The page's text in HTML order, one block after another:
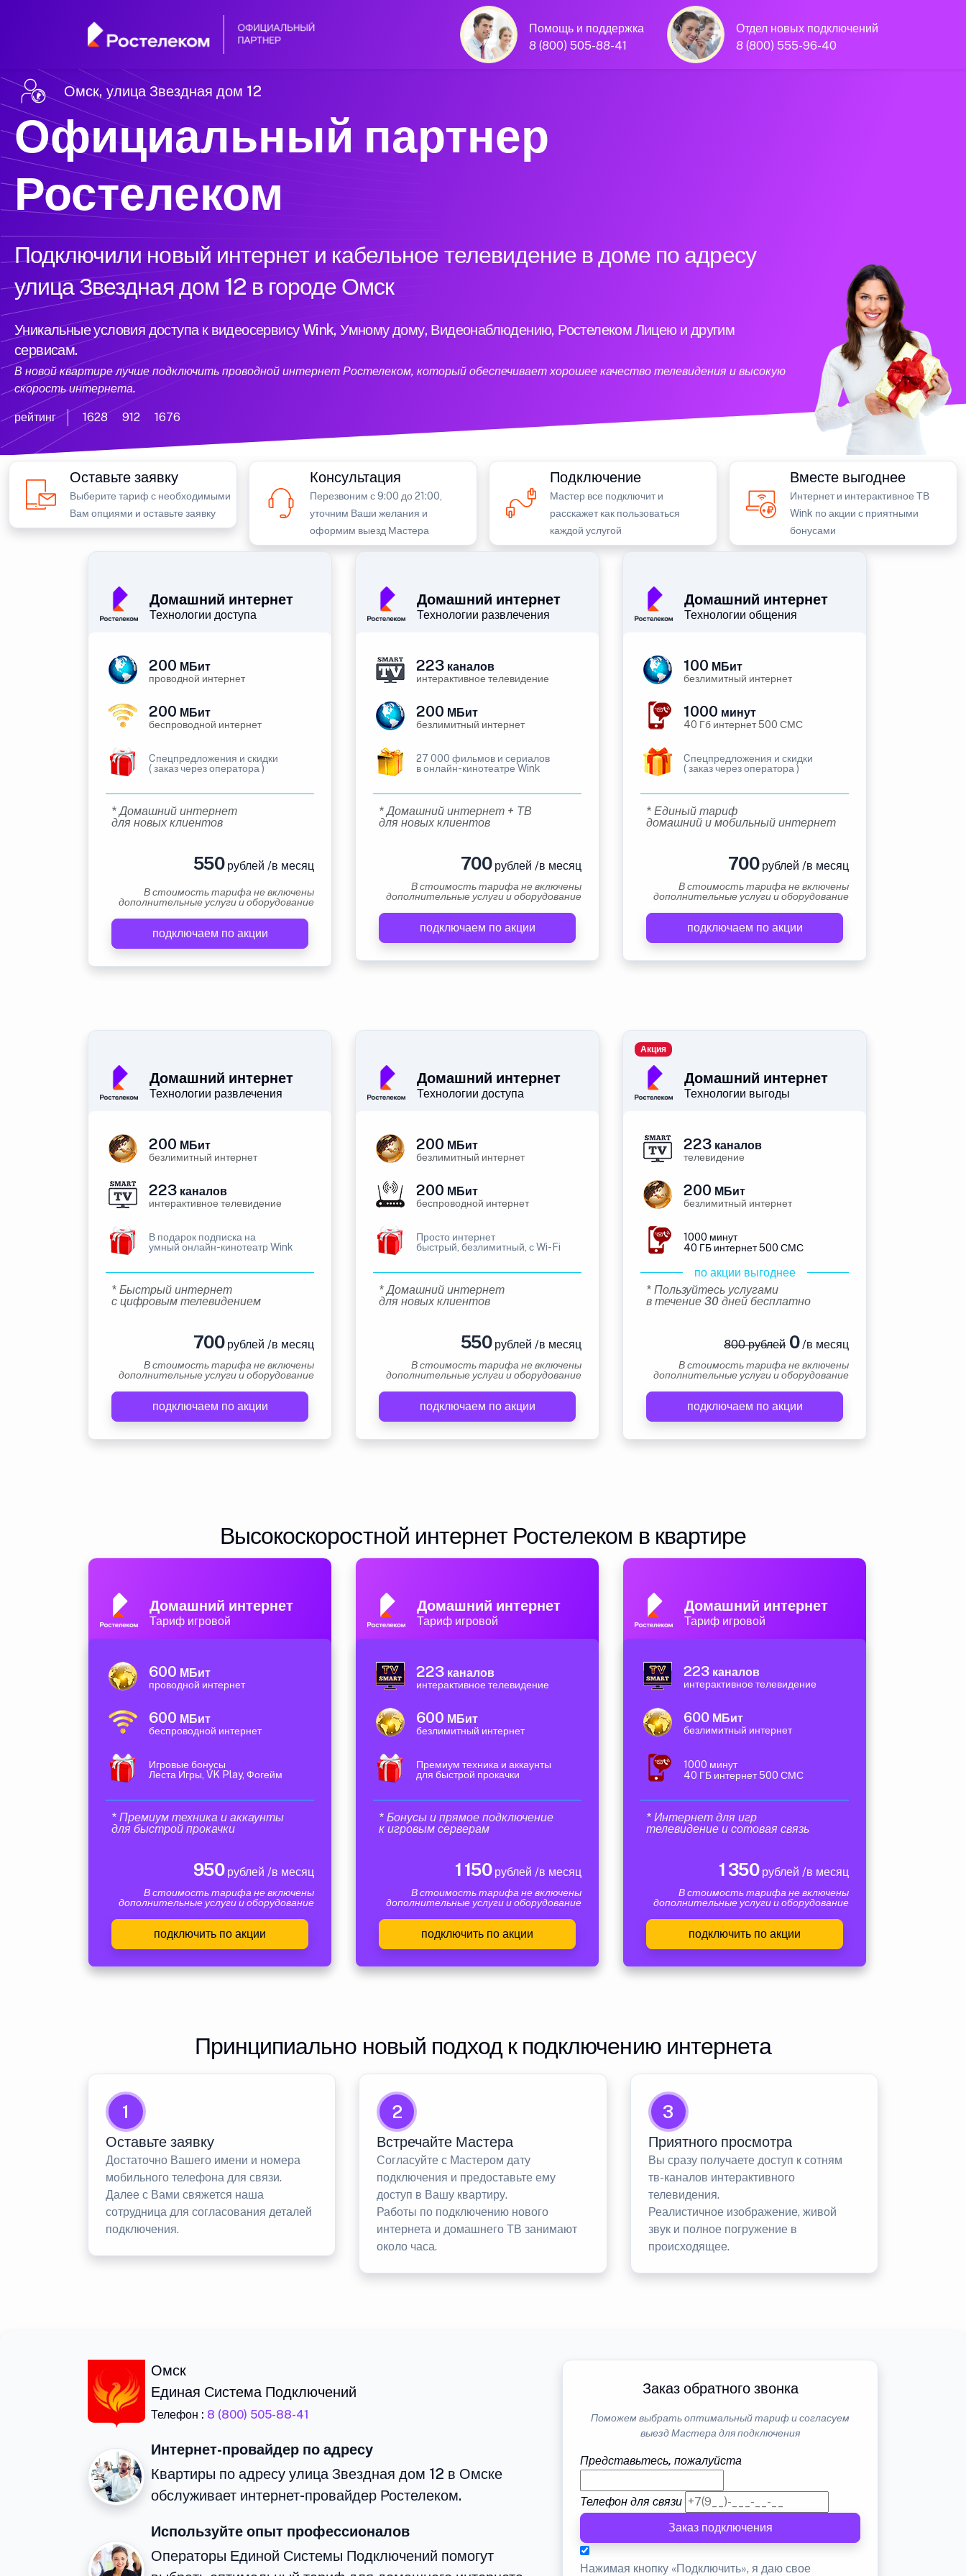
Помощь и поддержка
8 (800) 505-88-41
Отдел новых подключений
8 (800) 555-96-40
Омск, улица Звездная дом 12
Официальный партнер
Ростелеком
Подключили новый интернет и кабельное телевидение в доме по адресу
улица Звездная дом 12 в городе Омск
Уникальные условия доступа к видеосервису Wink, Умному дому, Видеонаблюдению, Ростелеком Лицею и другим
сервисам.
В новой квартире лучше подключить проводной интернет Ростелеком, который обеспечивает хорошее качество телевидения и высокую
скорость интернета.
рейтинг 1628 912 1676
Оставьте заявку
Выберите тариф с необходимыми
Вам опциями и оставьте заявку
Консультация
Перезвоним с 9:00 до 21:00,
уточним Ваши желания и
оформим выезд Мастера
Подключение
Мастер все подключит и
расскажет как пользоваться
каждой услугой
Вместе выгоднее
Интернет и интерактивное ТВ
Wink по акции с приятными
бонусами
Домашний интернет
Технологии доступа
200 МБит
проводной интернет
200 МБит
беспроводной интернет
Cпецпредложения и скидки
( заказ через оператора )
* Домашний интернет
для новых клиентов
550рублей /в месяц
В стоимость тарифа не включены
дополнительные услуги и оборудование
подключаем по акции
Домашний интернет
Технологии развлечения
223 каналов
интерактивное телевидение
200 МБит
безлимитный интернет
27 000 фильмов и сериалов
в онлайн-кинотеатре Wink
* Домашний интернет + ТВ
для новых клиентов
700рублей /в месяц
В стоимость тарифа не включены
дополнительные услуги и оборудование
подключаем по акции
Домашний интернет
Технологии общения
100 МБит
безлимитный интернет
1000 минут
40 Гб интернет 500 СМС
Cпецпредложения и скидки
( заказ через оператора )
* Единый тариф
домашний и мобильный интернет
700рублей /в месяц
В стоимость тарифа не включены
дополнительные услуги и оборудование
подключаем по акции
Домашний интернет
Технологии развлечения
200 МБит
безлимитный интернет
223 каналов
интерактивное телевидение
В подарок подписка на
умный онлайн-кинотеатр Wink
* Быстрый интернет
с цифровым телевидением
700рублей /в месяц
В стоимость тарифа не включены
дополнительные услуги и оборудование
подключаем по акции
Домашний интернет
Технологии доступа
200 МБит
безлимитный интернет
200 МБит
беспроводной интернет
Просто интернет
быстрый, безлимитный, с Wi-Fi
* Домашний интернет
для новых клиентов
550рублей /в месяц
В стоимость тарифа не включены
дополнительные услуги и оборудование
подключаем по акции
Домашний интернет
Технологии выгоды
Акция
223 каналов
телевидение
200 МБит
безлимитный интернет
1000 минут
40 ГБ интернет 500 СМС
по акции выгоднее
* Пользуйтесь услугами
в течение 30 дней бесплатно
800 рублей0/в месяц
В стоимость тарифа не включены
дополнительные услуги и оборудование
подключаем по акции
Высокоскоростной интернет Ростелеком в квартире
Домашний интернет
Тариф игровой
600 МБит
проводной интернет
600 МБит
беспроводной интернет
Игровые бонусы
Леста Игры, VK Play, Фогейм
* Премиум техника и аккаунты
для быстрой прокачки
950рублей /в месяц
В стоимость тарифа не включены
дополнительные услуги и оборудование
подключить по акции
Домашний интернет
Тариф игровой
223 каналов
интерактивное телевидение
600 МБит
безлимитный интернет
Премиум техника и аккаунты
для быстрой прокачки
* Бонусы и прямое подключение
к игровым серверам
1 150рублей /в месяц
В стоимость тарифа не включены
дополнительные услуги и оборудование
подключить по акции
Домашний интернет
Тариф игровой
223 каналов
интерактивное телевидение
600 МБит
безлимитный интернет
1000 минут
40 ГБ интернет 500 СМС
* Интернет для игр
телевидение и сотовая связь
1 350рублей /в месяц
В стоимость тарифа не включены
дополнительные услуги и оборудование
подключить по акции
Принципиально новый подход к подключению интернета
1
Оставьте заявку
Достаточно Вашего имени и номера
мобильного телефона для связи.
Далее с Вами свяжется наша
сотрудница для согласования деталей
подключения.
2
Встречайте Мастера
Согласуйте с Мастером дату
подключения и предоставьте ему
доступ в Вашу квартиру.
Работы по подключению нового
интернета и домашнего ТВ занимают
около часа.
3
Приятного просмотра
Вы сразу получаете доступ к сотням
тв-каналов интерактивного
телевидения.
Реалистичное изображение, живой
звук и полное погружение в
происходящее.
Омск
Единая Система Подключений
Телефон : 8 (800) 505-88-41
Интернет-провайдер по адресу
Квартиры по адресу улица Звездная дом 12 в Омске
обслуживает интернет-провайдер Ростелеком.
Используйте опыт профессионалов
Операторы Единой Системы Подключений помогут
Заказ обратного звонка
Поможем выбрать оптимальный тариф и согласуем
выезд Мастера для подключения
Представьтесь, пожалуйста
Телефон для связи
Заказ подключения
Нажимая кнопку «Подключить», я даю свое